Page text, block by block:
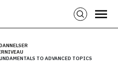
TO ADVANCED TOPICS